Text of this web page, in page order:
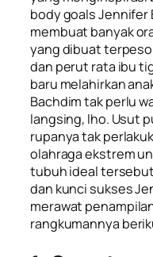
body goals Jennifer
membuat banyak
yang dibuat
dan perut rata ibu
baru melahirkan
Bachdim tak perlu
langsing, lho. Usut
rupanya tak
olahraga ekstrem
tubuh ideal
dan kunci sukses
merawat
rangkumannya